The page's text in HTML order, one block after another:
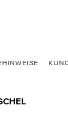
Handtuch